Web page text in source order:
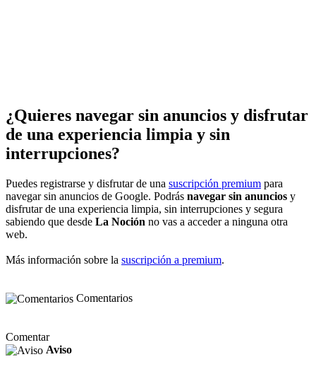
¿Quieres navegar sin anuncios y disfrutar
de una experiencia limpia y sin
interrupciones?
Puedes registrarse y disfrutar de una suscripción premium para
navegar sin anuncios de Google. Podrás navegar sin anuncios y
disfrutar de una experiencia limpia, sin interrupciones y segura
sabiendo que desde La Noción no vas a acceder a ninguna otra
web.
Más información sobre la suscripción a premium.
Comentarios
Comentar
Aviso